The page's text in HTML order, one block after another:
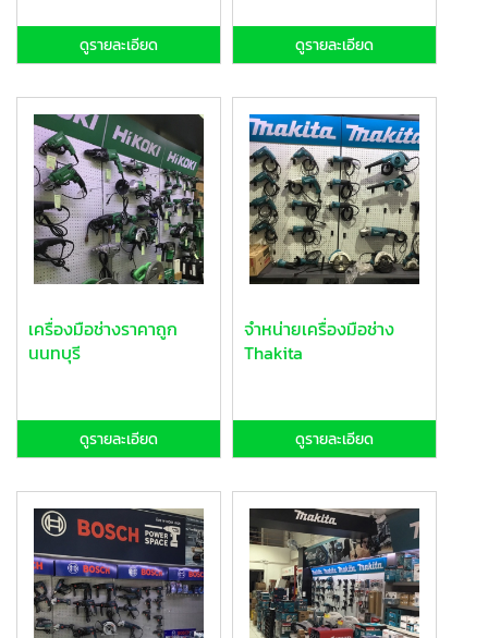
ดูรายละเอียด ดูรายละเอียด
เครื่องมือช่างราคาถูก
นนทบุรี
ดูรายละเอียด
จำหน่ายเครื่องมือช่าง
Thakita
ดูรายละเอียด